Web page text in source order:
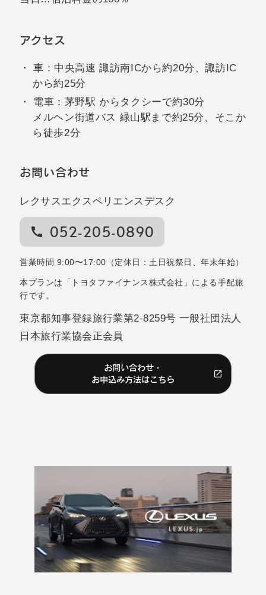
アクセス
車：中央高速 諏訪南ICから約20分、諏訪IC
から約25分
電車：茅野駅 からタクシーで約30分
メルヘン街道バス 緑山駅まで約25分、そこか
ら徒歩2分
お問い合わせ
レクサスエクスペリエンスデスク
052-205-0890
営業時間 9:00〜17:00（定休日：土日祝祭日、年末年始）
本プランは「トヨタファイナンス株式会社」による手配旅
行です。
東京都知事登録旅行業第2-8259号 一般社団法人
日本旅行業協会正会員
お問い合わせ・
お申込み方法はこちら